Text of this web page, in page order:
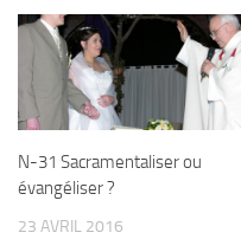
N-31 Sacramentaliser ou
évangéliser ?
23 AVRIL 2016